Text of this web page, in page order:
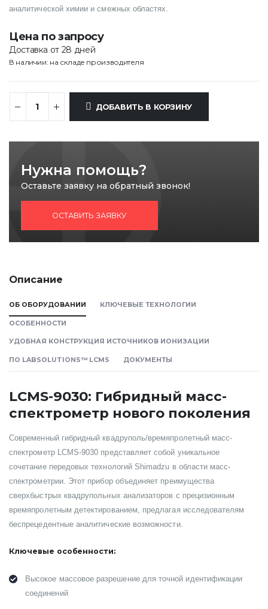
аналитической химии и смежных областях.
Цена по запросу
Доставка от 28 дней
В наличии: на складе производителя
ДОБАВИТЬ В КОРЗИНУ
Нужна помощь?
Оставьте заявку на обратный звонок!
ОСТАВИТЬ ЗАЯВКУ
Описание
ОБ ОБОРУДОВАНИИ КЛЮЧЕВЫЕ ТЕХНОЛОГИИ
ОСОБЕННОСТИ
УДОБНАЯ КОНСТРУКЦИЯ ИСТОЧНИКОВ ИОНИЗАЦИИ
ПО LABSOLUTIONS™ LCMS ДОКУМЕНТЫ
LCMS-9030: Гибридный масс-
спектрометр нового поколения
Современный гибридный квадруполь/времяпролетный масс-
спектрометр LCMS-9030 представляет собой уникальное
сочетание передовых технологий Shimadzu в области масс-
спектрометрии. Этот прибор объединяет преимущества
сверхбыстрых квадрупольных анализаторов с прецизионным
времяпролетным детектированием, предлагая исследователям
беспрецедентные аналитические возможности.
Ключевые особенности:
Высокое массовое разрешение для точной идентификации
соединений